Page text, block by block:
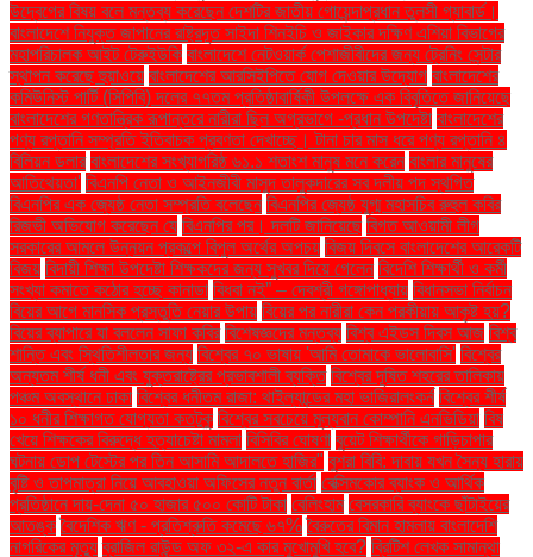
উদ্বেগের বিষয় বলে মন্তব্য করেছেন দেশটির জাতীয় গোয়েন্দাপ্রধান তুলসী গ্যাবার্ড।
বাংলাদেশে নিযুক্ত জাপানের রাষ্ট্রদূত সাইদা শিনইচি ও জাইকার দক্ষিণ এশিয়া বিভাগের
মহাপরিচালক আইট টেরুইউকি বাংলাদেশে নেটওয়ার্ক পেশাজীবীদের জন্য ট্রেনিং সেন্টার
স্থাপন করেছে হুয়াওয়ে বাংলাদেশের আরসিইপিতে যোগ দেওয়ার উদ্যোগ বাংলাদেশের
কমিউনিস্ট পার্টি (সিপিবি) দলের ৭৭তম প্রতিষ্ঠাবার্ষিকী উপলক্ষে এক বিবৃতিতে জানিয়েছে
বাংলাদেশের গণতান্ত্রিক রূপান্তরে নারীরা ছিল অগ্রভাগে -প্রধান উপদেষ্টা বাংলাদেশের
পণ্য রপ্তানি সম্প্রতি ইতিবাচক প্রবণতা দেখাচ্ছে। টানা চার মাস ধরে পণ্য রপ্তানি ৪
বিলিয়ন ডলার বাংলাদেশের সংখ্যাগরিষ্ঠ ৬১.১ শতাংশ মানুষ মনে করেন বাংলার মানুষের
আতিথেয়তা' বিএনপি নেতা ও আইনজীবী মাসুদ তালুকদারের সব দলীয় পদ স্থগিত
বিএনপির এক জ্যেষ্ঠ নেতা সম্প্রতি বলেছেন বিএনপির জ্যেষ্ঠ যুগ্ম মহাসচিব রুহুল কবির
রিজভী অভিযোগ করেছেন যে বিএনপির পর। দলটি জানিয়েছে বিগত আওয়ামী লীগ
সরকারের আমলে উন্নয়ন প্রকল্পে বিপুল অর্থের অপচয় বিজয় দিবসে বাংলাদেশের আরেকটি
বিজয় বিদায়ী শিক্ষা উপদেষ্টা শিক্ষকদের জন্য সুখবর দিয়ে গেলেন বিদেশি শিক্ষার্থী ও কর্মী
সংখ্যা কমাতে কঠোর হচ্ছে কানাডা বিধবা নই” – দেবশ্রী গঙ্গোপাধ্যায় বিধানসভা নির্বাচন
বিয়ের আগে মানসিক প্রস্তুতি নেয়ার উপায় বিয়ের পর নারীরা কেন পরকীয়ায় আকৃষ্ট হয়?
বিয়ের ব্যাপারে যা বললেন সাফা কবির বিশেষজ্ঞদের মন্তব্য বিশ্ব এইডস দিবস আজ বিশ্ব
শান্তি এবং স্থিতিশীলতার জন্য বিশ্বের ৭০ ভাষায় 'আমি তোমাকে ভালোবাসি' বিশ্বের
অন্যতম শীর্ষ ধনী এবং যুক্তরাষ্ট্রের প্রভাবশালী ব্যক্তি বিশ্বের দূষিত শহরের তালিকায়
পঞ্চম অবস্থানে ঢাকা বিশ্বের ধনীতম রাজা: থাইল্যান্ডের মহা ভাজিরালংকর্ন বিশ্বের শীর্ষ
১০ ধনীর শিক্ষাগত যোগ্যতা কতটুকু বিশ্বের সবচেয়ে মূল্যবান কোম্পানি এনভিডিয়া বিষ
খেয়ে শিক্ষকের বিরুদ্ধে হত্যাচেষ্টা মামলা বিসিবির ঘোষণা বুয়েট শিক্ষার্থীকে গাড়িচাপার
ঘটনায় ডোপ টেস্টের পর তিন আসামি আদালতে হাজির" বুশরা বিবি: দাবায় যখন সৈন্য হারায়
বৃষ্টি ও তাপমাত্রা নিয়ে আবহাওয়া অফিসের নতুন বার্তা বেক্সিমকোর ব্যাংক ও আর্থিক
প্রতিষ্ঠানে দায়-দেনা ৫০ হাজার ৫০০ কোটি টাকা বেলিংহাম বেসরকারি ব্যাংকে ছাঁটাইয়ের
আতঙ্ক বৈদেশিক ঋণ - প্রতিশ্রুতি কমেছে ৬৭% বৈরুতের বিমান হামলায় বাংলাদেশি
নাগরিকের মৃত্যু ব্রাজিল রাউন্ড অফ ৩২-এ কার মুখোমুখি হবে? ব্রিটিশ লেখক সামান্থা